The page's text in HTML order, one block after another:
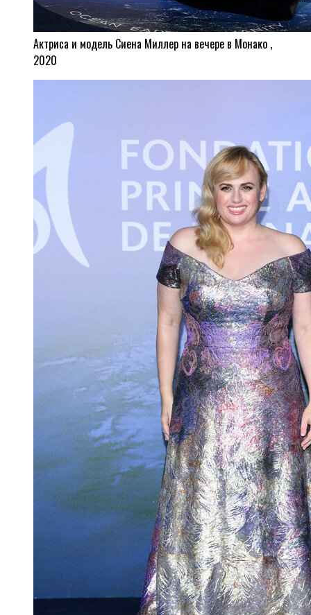
Актриса и модель Сиена Миллер на вечере в Монако ,
2020